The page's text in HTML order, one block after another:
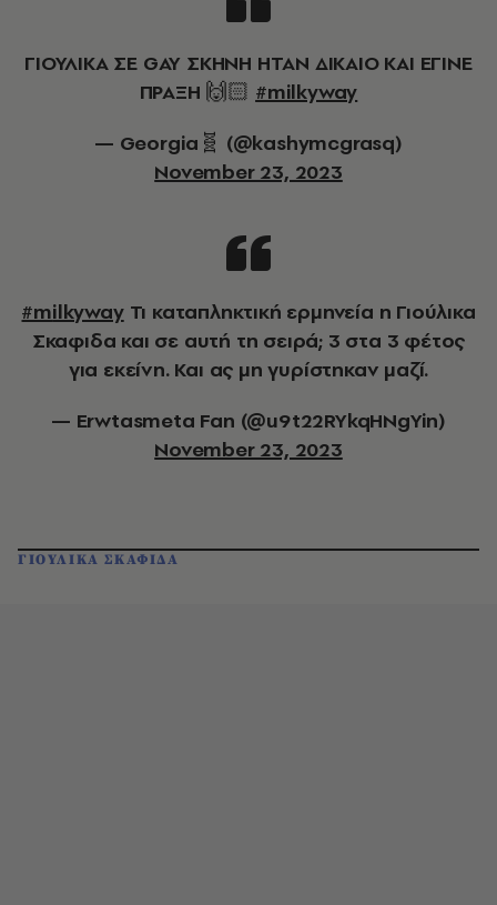
ΓΙΟΥΛΙΚΑ ΣΕ GAY ΣΚΗΝΗ ΗΤΑΝ ΔΙΚΑΙΟ ΚΑΙ ΕΓΙΝΕ
ΠΡΑΞΗ 🙌🏻 #milkyway
— Georgia🧬 (@kashymcgrasq)
November 23, 2023
#milkywayΤι καταπληκτική ερμηνεία η Γιούλικα
Σκαφιδα και σε αυτή τη σειρά; 3 στα 3 φέτος
για εκείνη. Και ας μη γυρίστηκαν μαζί.
— Erwtasmeta Fan (@u9t22RYkqHNgYin)
November 23, 2023
ΓΙΟΥΛΙΚΑ ΣΚΑΦΙΔΑ